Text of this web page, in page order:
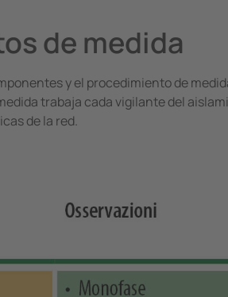
de medida
y el procedimiento de
trabaja cada vigilante del
de la red.